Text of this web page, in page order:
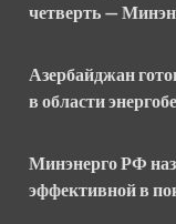
четверть —
Азербайджан
в области
Минэнерго РФ
эффективной в